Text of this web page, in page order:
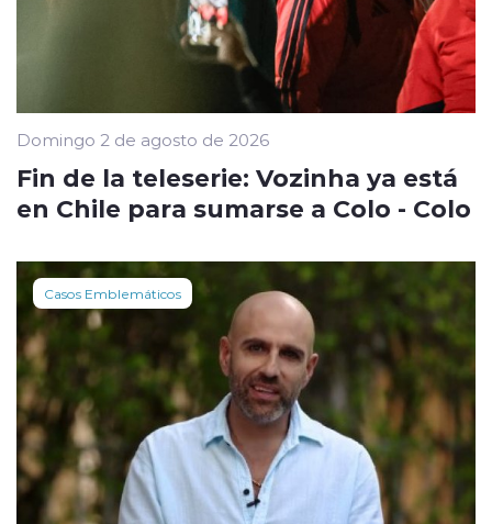
Domingo 2 de agosto de 2026
Fin de la teleserie: Vozinha ya está
en Chile para sumarse a Colo - Colo
Casos Emblemáticos